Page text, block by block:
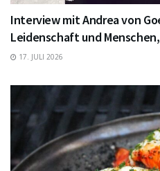
Interview mit Andrea von
Leidenschaft und
17. JULI 2026